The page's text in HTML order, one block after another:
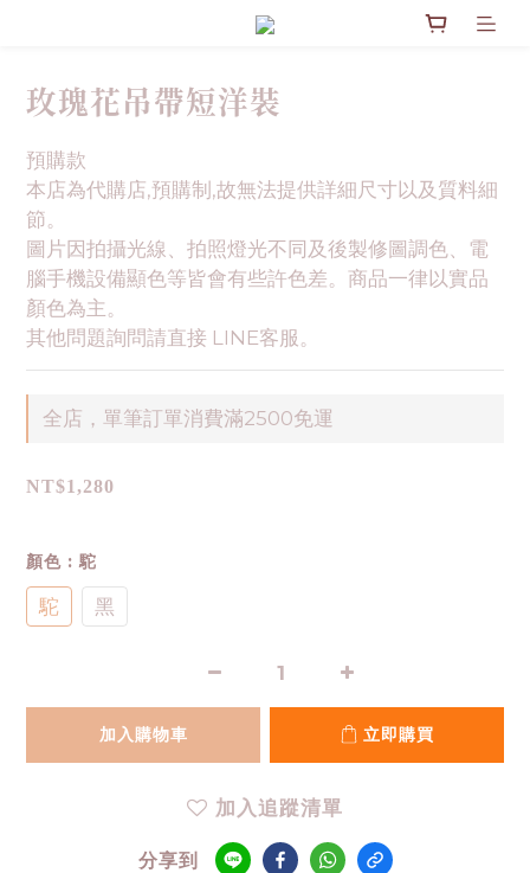
玫瑰花吊帶短洋裝
預購款
本店為代購店,預購制,故無法提供詳細尺寸以及質料細
節。
圖片因拍攝光線、拍照燈光不同及後製修圖調色、電
腦手機設備顯色等皆會有些許色差。商品一律以實品
顏色為主。
其他問題詢問請直接 LINE客服。
全店，單筆訂單消費滿2500免運
NT$1,280
顏色 : 駝
駝 黑
加入購物車 立即購買
加入追蹤清單
分享到